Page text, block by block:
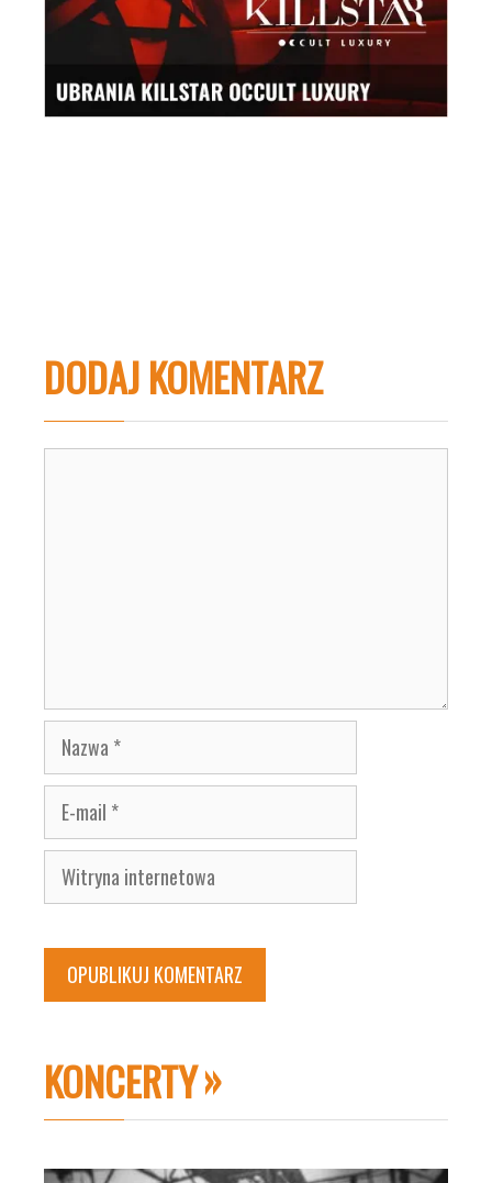
DODAJ KOMENTARZ
Nazwa
E-
mail
Witryna
internetowa
KONCERTY